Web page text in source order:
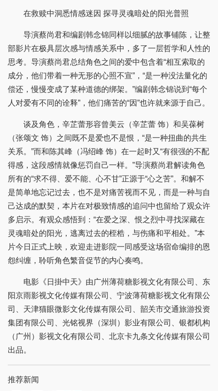
在救赎中洞悉情感迷因 探寻灵魂暗处的阳光普照
导演蔡尚君和编剧韩念锦同样以细腻的故事铺陈，让整
部影片在极具层次感与情感关系中，多了一层哲学和人性的
思考。导演蔡尚君总结角色之间的爱中包含着“相互索取的
成分，他们带着一种无形的心照不宣”，“是一种没法量化的
偿还，慢慢变成了某种道德的绑架。”编剧韩念锦说到“每个
人对爱有不同的诠释”，他们痛苦的“因”也许就来源于自己。
谈及角色，辛芷蕾形容曾美云（辛芷蕾 饰）和吴葆树
（张颂文 饰）之间既不是爱也不是恨，“是一种扭曲的共生
关系。”而和陈其峰（冯绍峰 饰）在一起时又“有很强的不配
得感，这段感情就像惩罚自己一样。”导演蔡尚君解读角色
所有的“求不得、爱不能、心不甘”正源于“心之苦”。和解不
是简单地忘记过去，也不是对痛苦视而不见，而是一种与自
己达成的默契，本片在对极致情感的追问中也留给了观众许
多启示。有观众感悟到：“在爱之深、恨之烈中寻找深藏在
灵魂暗处的阳光，逃离过去的桎梏，与伤痛和平相处。”本
片今日正式上映，欢迎走进影院一同感受这场宿命编排的恩
怨纠缠，聆听角色繁音促节的内心奏鸣。
电影《日掛中天》由广州薄荷糖影视文化有限公司、东
阳京雨影视文化传媒有限公司、宁波薄荷糖影视文化有限公
司、天津猫眼微影文化传媒有限公司、韶关市交通旅游投资
集团有限公司、光铭视界（深圳）影业有限公司、银都机构
（广州）影视文化有限公司、北京卡九条文化传媒有限公司
出品。
推荐新闻